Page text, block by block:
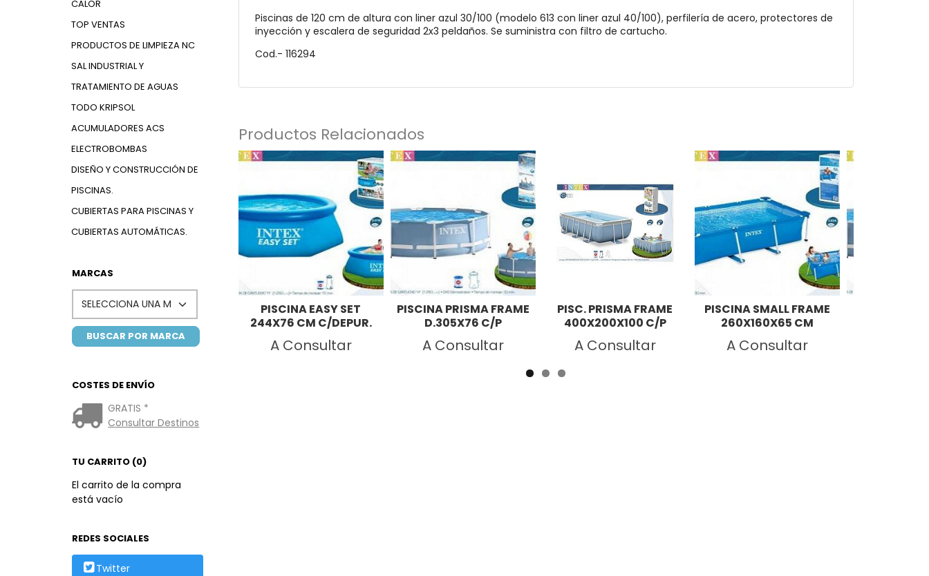
CALOR
TOP VENTAS
PRODUCTOS DE LIMPIEZA NC
SAL INDUSTRIAL Y
TRATAMIENTO DE AGUAS
TODO KRIPSOL
ACUMULADORES ACS
ELECTROBOMBAS
DISEÑO Y CONSTRUCCIÓN DE
PISCINAS.
CUBIERTAS PARA PISCINAS Y
CUBIERTAS AUTOMÁTICAS.
MARCAS
COSTES DE ENVÍO
GRATIS *
Consultar Destinos
TU CARRITO (0)
El carrito de la compra
está vacío
REDES SOCIALES
Twitter
Piscinas de 120 cm de altura con liner azul 30/100 (modelo 613 con liner azul 40/100), perfilería de acero, protectores de
inyección y escalera de seguridad 2x3 peldaños. Se suministra con filtro de cartucho.
Cod.- 116294
Productos Relacionados
PISCINA EASY SET
244X76 CM C/DEPUR.
A Consultar
PISCINA PRISMA FRAME
D.305X76 C/P
A Consultar
PISC. PRISMA FRAME
400X200X100 C/P
A Consultar
PISCINA SMALL FRAME
260X160X65 CM
A Consultar